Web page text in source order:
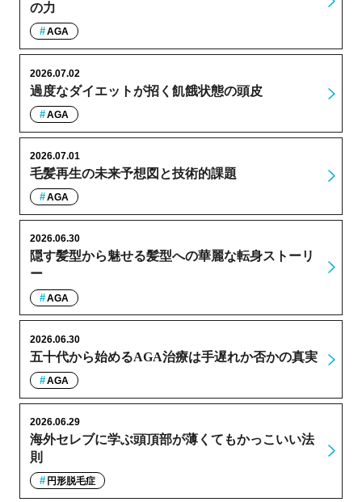
の力
AGA
過度なダイエットが招く飢餓状態の頭皮
2026.07.02
AGA
毛髪再生の未来予想図と技術的課題
2026.07.01
AGA
隠す髪型から魅せる髪型への華麗な転身ストーリ
ー
2026.06.30
AGA
五十代から始めるAGA治療は手遅れか否かの真実
2026.06.30
AGA
海外セレブに学ぶ頭頂部が薄くてもかっこいい法
則
2026.06.29
円形脱毛症